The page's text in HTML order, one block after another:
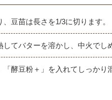
、豆苗は長さを1/3に切ります。
してバターを溶かし、中火で
「酵豆粉＋」を入れてしっか